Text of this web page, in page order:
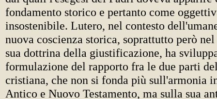
fondamento storico e pertanto come
insostenibile. Lutero, nel contesto
nuova coscienza storica, soprattutto però
sua dottrina della giustificazione, ha
formulazione del rapporto fra le due parti
cristiana, che non si fonda più sull'armonia
Antico e Nuovo Testamento, ma sulla sua